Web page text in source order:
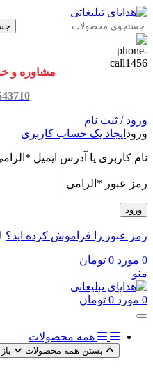
مشاوره و
ورود / ثبت نام
ورود ایجاد یک حساب کاربری
نام کاربری یا آدرس ایمیل *
رمز عبور * الزامی
ورود
رمز عبور را فراموش کرده اید؟
0 مورد 0 تومان
منو
0 مورد 0 تومان
همه محصولات
بستن همه محصولات